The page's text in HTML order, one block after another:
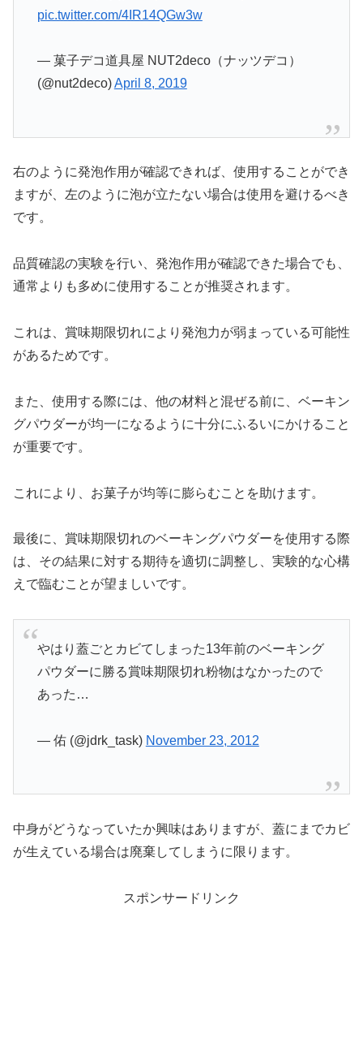
pic.twitter.com/4IR14QGw3w
— 菓子デコ道具屋 NUT2deco（ナッツデコ）
(@nut2deco)April 8, 2019
右のように発泡作用が確認できれば、使用することができ
ますが、左のように泡が立たない場合は使用を避けるべき
です。
品質確認の実験を行い、発泡作用が確認できた場合でも、
通常よりも多めに使用することが推奨されます。
これは、賞味期限切れにより発泡力が弱まっている可能性
があるためです。
また、使用する際には、他の材料と混ぜる前に、ベーキン
グパウダーが均一になるように十分にふるいにかけること
が重要です。
これにより、お菓子が均等に膨らむことを助けます。
最後に、賞味期限切れのベーキングパウダーを使用する際
は、その結果に対する期待を適切に調整し、実験的な心構
えで臨むことが望ましいです。
やはり蓋ごとカビてしまった13年前のベーキング
パウダーに勝る賞味期限切れ粉物はなかったので
あった…
— 佑 (@jdrk_task) November 23, 2012
中身がどうなっていたか興味はありますが、蓋にまでカビ
が生えている場合は廃棄してしまうに限ります。
スポンサードリンク